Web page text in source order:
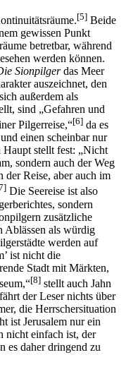
[5] Beide
gewissen Punkt
betretbar, während
werden können.
Sionpilgerdas Meer
auszeichnet, den
außerdem als
sind „Gefahren und
Pilgerreise,“[6] da es
einen scheinbar nur
stellt fest: „Nicht
sondern auch der Weg
Reise, aber auch im
Die Seereise ist also
sondern
zusätzliche
Ablässen als würdig
werden auf
ist nicht die
Stadt mit Märkten,
[8] stellt auch Jahn
der Leser nichts über
die Herrschersituation
ist Jerusalem nur ein
nicht einfach ist, der
es daher dringend zu